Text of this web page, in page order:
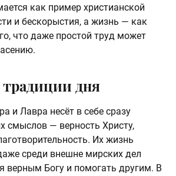
как пример христианской
и бескорыстия, а жизнь — как
что даже простой труд может
дня
и Лавра несёт в себе сразу
смыслов — верность Христу,
Их жизнь
среди внешне мирских дел
верным Богу и помогать другим. В